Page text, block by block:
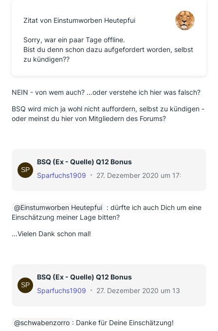
Zitat von Einstumworben Heutepfui
Sorry, war ein paar Tage offline.
Bist du denn schon dazu aufgefordert worden, selbst
zu kündigen??
NEIN - von wem auch? ...oder verstehe ich hier was falsch?
BSQ wird mich ja wohl nicht auffordern, selbst zu kündigen -
oder meinst du hier von Mitgliedern des Forums?
BSQ (Ex - Quelle) Q12 Bonus
Sparfuchs1909
27. Dezember 2020 um 17:40
Einstumworben Heutepfui : dürfte ich auch Dich um eine
Einschätzung meiner Lage bitten?
...Vielen Dank schon mal!
BSQ (Ex - Quelle) Q12 Bonus
Sparfuchs1909
27. Dezember 2020 um 13:46
schwabenzorro : Danke für Deine Einschätzung!